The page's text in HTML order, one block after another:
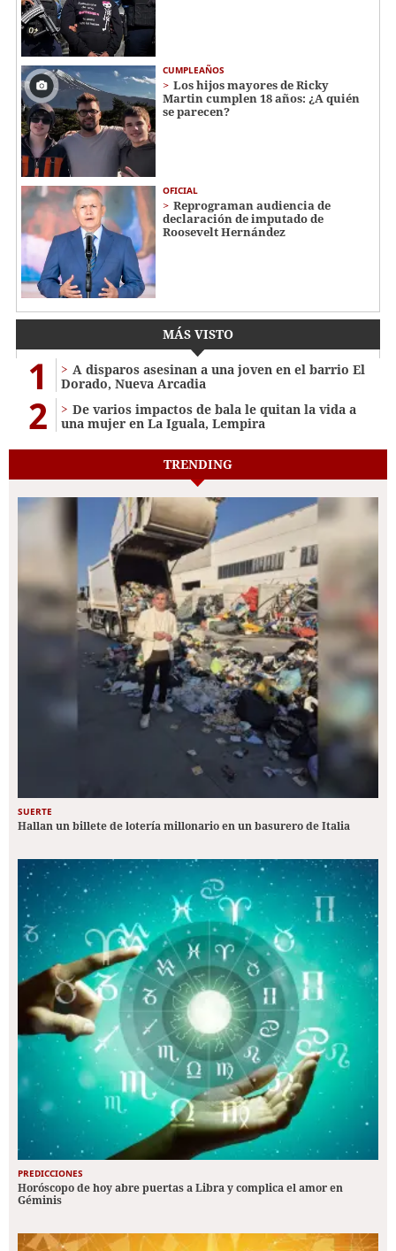
CUMPLEAÑOS
Los hijos mayores de Ricky
Martin cumplen 18 años: ¿A quién
se parecen?
OFICIAL
Reprograman audiencia de
declaración de imputado de
Roosevelt Hernández
MÁS VISTO
1
A disparos asesinan a una joven en el barrio El
Dorado, Nueva Arcadia
2
De varios impactos de bala le quitan la vida a
una mujer en La Iguala, Lempira
TRENDING
SUERTE
Hallan un billete de lotería millonario en un basurero de Italia
PREDICCIONES
Horóscopo de hoy abre puertas a Libra y complica el amor en
Géminis